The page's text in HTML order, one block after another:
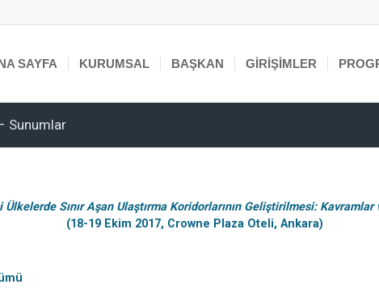
SAYFA KURUMSAL BAŞKAN GIRIŞIMLER
Sunumlar
Ülkelerde Sınır Aşan Ulaştırma Koridorlarının Geliştirilmesi: Kavramlar
(18-19 Ekim 2017, Crowne Plaza Oteli, Ankara)